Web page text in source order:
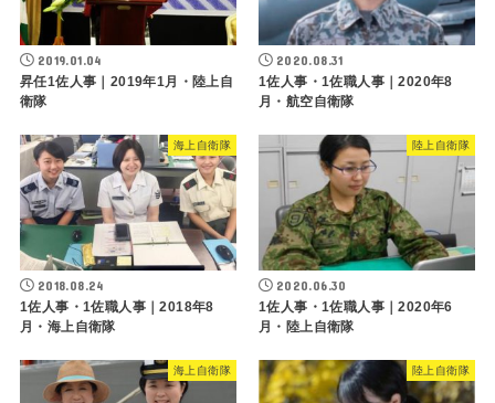
2019.01.04
昇任1佐人事｜2019年1月・陸上自
衛隊
2020.08.31
1佐人事・1佐職人事｜2020年8
月・航空自衛隊
海上自衛隊
2018.08.24
1佐人事・1佐職人事｜2018年8
月・海上自衛隊
陸上自衛隊
2020.06.30
1佐人事・1佐職人事｜2020年6
月・陸上自衛隊
海上自衛隊 陸上自衛隊